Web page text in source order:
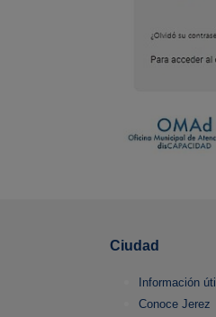
Ciudad
Información útil
Conoce Jerez